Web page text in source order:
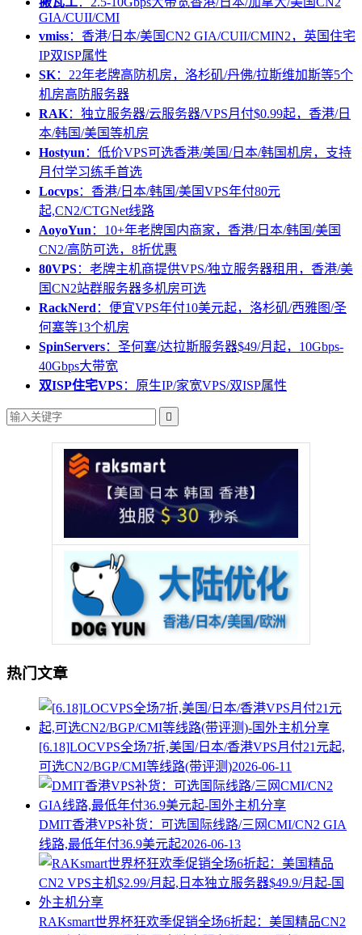
GIA/CUII/CMI
vmiss：香港/日本/美国CN2 GIA/CUII/CMIN2，英国住宅
IP双ISP属性
SK：22年老牌高防机房，洛杉矶/丹佛/拉斯维加斯等5个
机房高防服务器
RAK：独立服务器/云服务器/VPS月付$0.99起，香港/日
本/韩国/美国等机房
Hostyun ：低价VPS可选香港/美国/日本/韩国机房，支持
月付学习练手首选
Locvps：香港/日本/韩国/美国VPS年付80元
起,CN2/CTGNet线路
AoyoYun ：10+年老牌国内商家，香港/日本/韩国/美国
CN2/高防可选，8折优惠
80VPS：老牌主机商提供VPS/独立服务器租用，香港/美
国CN2站群服务器多机房可选
RackNerd ：便宜VPS年付10美元起，洛杉矶/西雅图/圣
何塞等13个机房
SpinServers：圣何塞/达拉斯服务器$49/月起，10Gbps-
40Gbps大带宽
双ISP住宅VPS：原生IP/家宽VPS/双ISP属性

热门文章
[6.18]LOCVPS全场7折,美国/日本/香港VPS月付21元起,
可选CN2/BGP/CMI等线路(带评测)2026-06-11
DMIT香港VPS补货：可选国际线路/三网CMI/CN2 GIA
线路,最低年付36.9美元起2026-06-13
RAKsmart世界杯狂欢季促销全场6折起：美国精品CN2